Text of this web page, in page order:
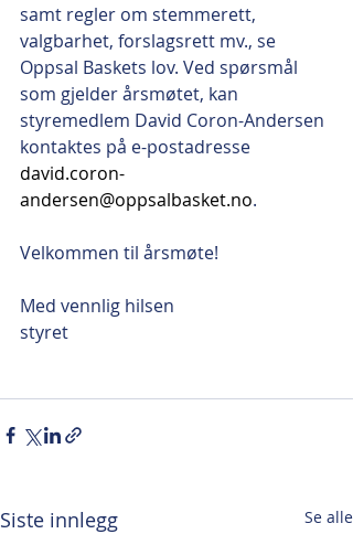
samt regler om stemmerett,
valgbarhet, forslagsrett mv., se
Oppsal Baskets lov. Ved spørsmål
som gjelder årsmøtet, kan
styremedlem David Coron-Andersen
kontaktes på e-postadresse
david.coron-
andersen@oppsalbasket.no.
Velkommen til årsmøte!
Med vennlig hilsen
styret
Siste innlegg Se alle